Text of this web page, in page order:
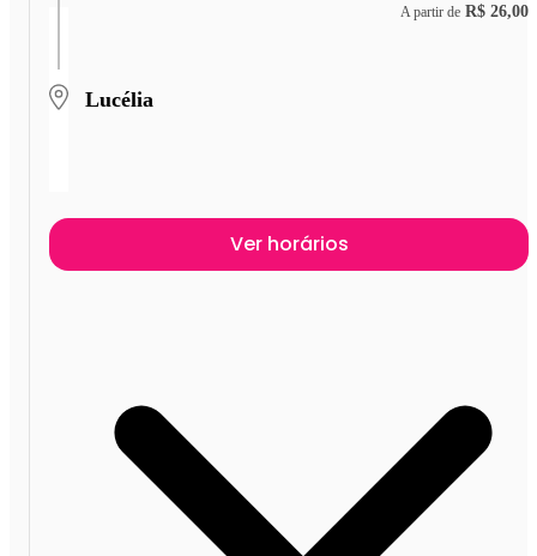
Lucélia
A partir de R$ 26,00
Ver horários